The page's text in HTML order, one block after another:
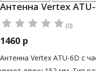
Антенна Vertex
(0)
1460 р
Антенна Vertex ATU-6D с